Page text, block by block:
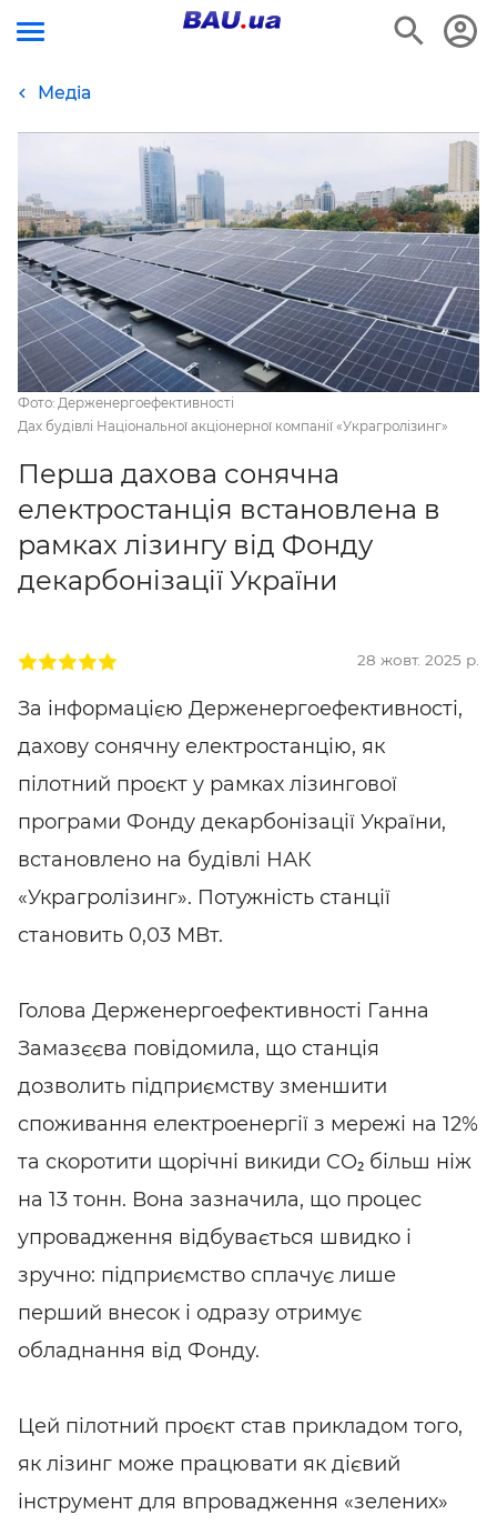
Медіа
Фото: Держенергоефективності
Дах будівлі Національної акціонерної компанії «Украгролізинг»
Перша дахова сонячна
електростанція встановлена в
рамках лізингу від Фонду
декарбонізації України
28 жовт. 2025 р.
За інформацією Держенергоефективності,
дахову сонячну електростанцію, як
пілотний проєкт у рамках лізингової
програми Фонду декарбонізації України,
встановлено на будівлі НАК
«Украгролізинг». Потужність станції
становить 0,03 МВт.
Голова Держенергоефективності Ганна
Замазєєва повідомила, що станція
дозволить підприємству зменшити
споживання електроенергії з мережі на 12%
та скоротити щорічні викиди CO₂ більш ніж
на 13 тонн. Вона зазначила, що процес
упровадження відбувається швидко і
зручно: підприємство сплачує лише
перший внесок і одразу отримує
обладнання від Фонду.
Цей пілотний проєкт став прикладом того,
як лізинг може працювати як дієвий
інструмент для впровадження «зелених»